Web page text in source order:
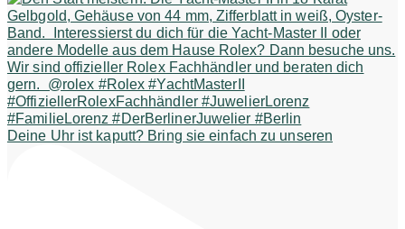
Deine Uhr ist kaputt? Bring sie einfach zu unseren